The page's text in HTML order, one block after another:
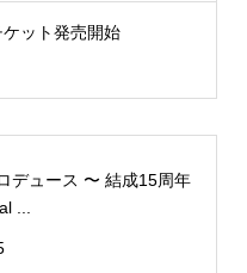
ット発売開始
デュース 〜 結成15周年
...